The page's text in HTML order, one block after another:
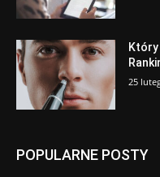
25
POPULARNE POSTY